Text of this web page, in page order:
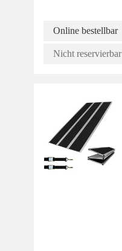
Online bestellbar
Nicht reservierbar